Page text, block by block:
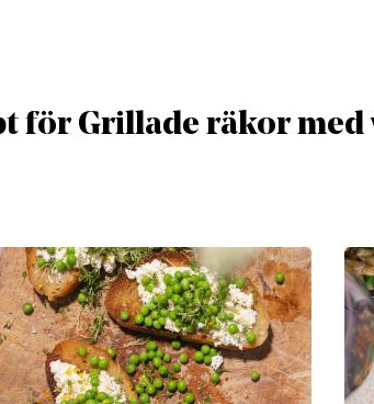
för Grillade räkor